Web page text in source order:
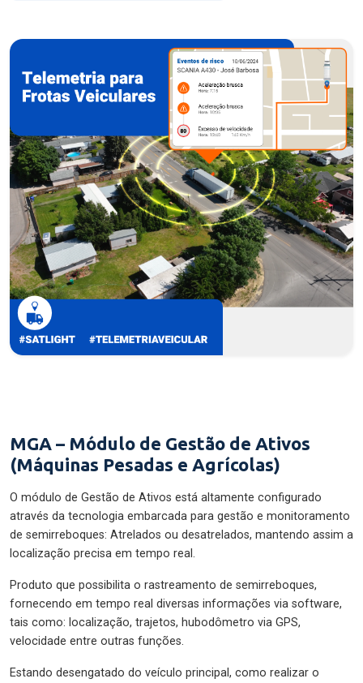
MGA – Módulo de Gestão de Ativos
(Máquinas Pesadas e Agrícolas)
O módulo de Gestão de Ativos está altamente configurado
através da tecnologia embarcada para gestão e monitoramento
de semirreboques: Atrelados ou desatrelados, mantendo assim a
localização precisa em tempo real.
Produto que possibilita o rastreamento de semirreboques,
fornecendo em tempo real diversas informações via software,
tais como: localização, trajetos, hubodômetro via GPS,
velocidade entre outras funções.
Estando desengatado do veículo principal, como realizar o